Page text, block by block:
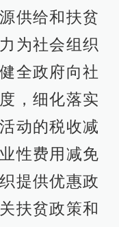
供给和扶贫
为社会组织
全政府向社
，细化落实
动的税收减
性费用减免
提供优惠政
扶贫政策和